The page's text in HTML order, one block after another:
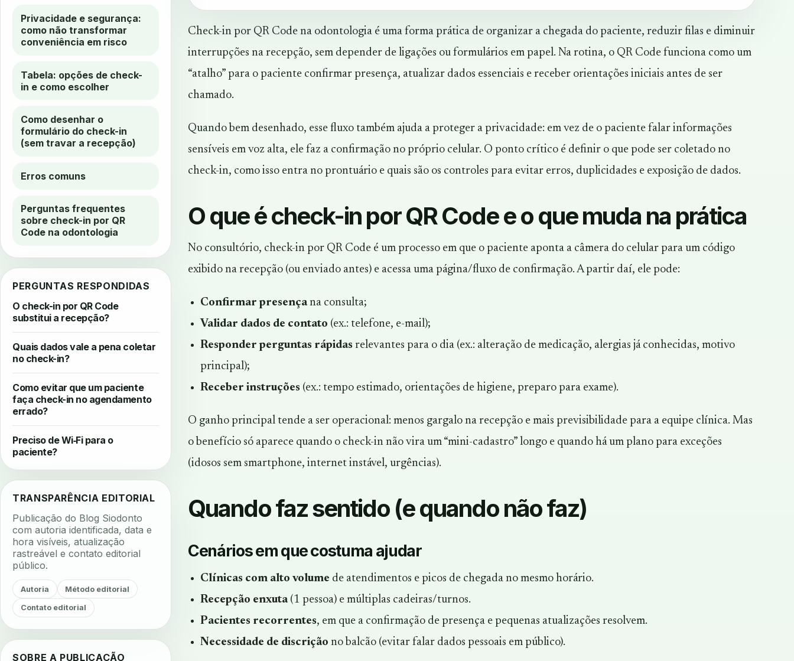
Privacidade e segurança:
como não transformar
conveniência em risco
Tabela: opções de check-
in e como escolher
Como desenhar o
formulário do check-in
(sem travar a recepção)
Erros comuns
Perguntas frequentes
sobre check-in por QR
Code na odontologia
PERGUNTAS RESPONDIDAS
O check-in por QR Code
substitui a recepção?
Quais dados vale a pena coletar
no check-in?
Como evitar que um paciente
faça check-in no agendamento
errado?
Preciso de Wi‑Fi para o
paciente?
TRANSPARÊNCIA EDITORIAL
Publicação do Blog Siodonto
com autoria identificada, data e
hora visíveis, atualização
rastreável e contato editorial
público.
Autoria Método editorial
Contato editorial
SOBRE A PUBLICAÇÃO
Check-in por QR Code na odontologia é uma forma prática de organizar a chegada do paciente, reduzir filas e diminuir
interrupções na recepção, sem depender de ligações ou formulários em papel. Na rotina, o QR Code funciona como um
“atalho” para o paciente confirmar presença, atualizar dados essenciais e receber orientações iniciais antes de ser
chamado.
Quando bem desenhado, esse fluxo também ajuda a proteger a privacidade: em vez de o paciente falar informações
sensíveis em voz alta, ele faz a confirmação no próprio celular. O ponto crítico é definir o que pode ser coletado no
check-in, como isso entra no prontuário e quais são os controles para evitar erros, duplicidades e exposição de dados.
O que é check-in por QR Code e o que muda na prática
No consultório, check-in por QR Code é um processo em que o paciente aponta a câmera do celular para um código
exibido na recepção (ou enviado antes) e acessa uma página/fluxo de confirmação. A partir daí, ele pode:
Confirmar presençana consulta;
Validar dados de contato (ex.: telefone, e-mail);
Responder perguntas rápidas relevantes para o dia (ex.: alteração de medicação, alergias já conhecidas, motivo
principal);
Receber instruções (ex.: tempo estimado, orientações de higiene, preparo para exame).
O ganho principal tende a ser operacional: menos gargalo na recepção e mais previsibilidade para a equipe clínica. Mas
o benefício só aparece quando o check-in não vira um “mini-cadastro” longo e quando há um plano para exceções
(idosos sem smartphone, internet instável, urgências).
Quando faz sentido (e quando não faz)
Cenários em que costuma ajudar
Clínicas com alto volume de atendimentos e picos de chegada no mesmo horário.
Recepção enxuta(1 pessoa) e múltiplas cadeiras/turnos.
Pacientes recorrentes, em que a confirmação de presença e pequenas atualizações resolvem.
Necessidade de discrição no balcão (evitar falar dados pessoais em público).